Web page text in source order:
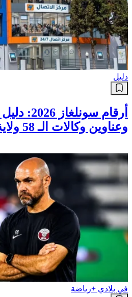
دليل
أرقام سونلغاز
وعناوين وكالات الـ 58 ولاية
في بلادي +رياضة